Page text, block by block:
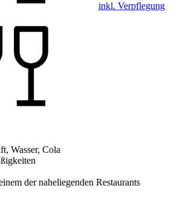
inkl. Verpflegung
Wasser, Cola
der naheliegenden Restaurants